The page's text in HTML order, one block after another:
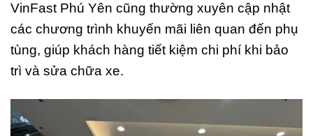
VinFast Phú Yên cũng thường xuyên cập nhật
các chương trình khuyến mãi liên quan đến phụ
tùng, giúp khách hàng tiết kiệm chi phí khi bảo
trì và sửa chữa xe.